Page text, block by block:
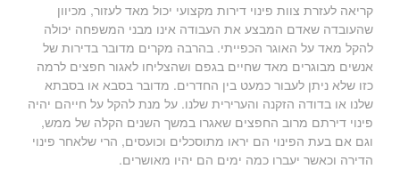
קריאה לעזרת צוות פינוי דירות מקצועי יכול מאד לעזור, מכיוון
שהעובדה שאדם המבצע את העבודה אינו מבני המשפחה יכולה
להקל מאד על האוגר הכפייתי. בהרבה מקרים מדובר בדירות של
אנשים מבוגרים מאד שחיים בגפם ושהצליחו לאגור חפצים לרמה
כזו שלא ניתן לעבור כמעט בין החדרים. מדובר בסבא או בסבתא
שלנו או בדודה הזקנה והערירית שלנו. על מנת להקל על חייהם יהיה
פינוי דירתם מרוב החפצים שאגרו במשך השנים הקלה של ממש,
וגם אם בעת הפינוי הם יראו מתוסכלים וכועסים, הרי שלאחר פינוי
הדירה וכאשר יעברו כמה ימים הם יהיו מאושרים.